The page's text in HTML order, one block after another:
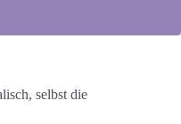
selbst die